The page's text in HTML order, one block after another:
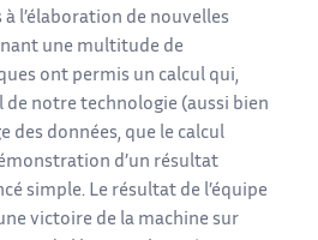
l’élaboration de nouvelles
une multitude de
ont permis un calcul qui,
de notre technologie (aussi bien
des données, que le calcul
d’un résultat
simple. Le résultat de l’équipe
victoire de la machine sur